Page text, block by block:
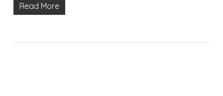
Read More